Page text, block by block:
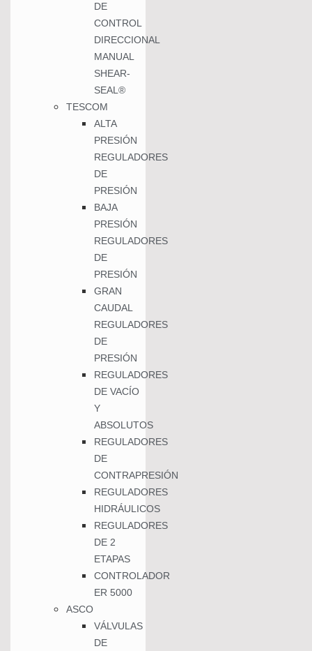
DE
CONTROL
DIRECCIONAL
MANUAL
SHEAR-
SEAL®
TESCOM
ALTA
PRESIÓN
REGULADORES
DE
PRESIÓN
BAJA
PRESIÓN
REGULADORES
DE
PRESIÓN
GRAN
CAUDAL
REGULADORES
DE
PRESIÓN
REGULADORES
DE VACÍO
Y
ABSOLUTOS
REGULADORES
DE
CONTRAPRESIÓN
REGULADORES
HIDRÁULICOS
REGULADORES
DE 2
ETAPAS
CONTROLADOR
ER 5000
ASCO
VÁLVULAS
DE